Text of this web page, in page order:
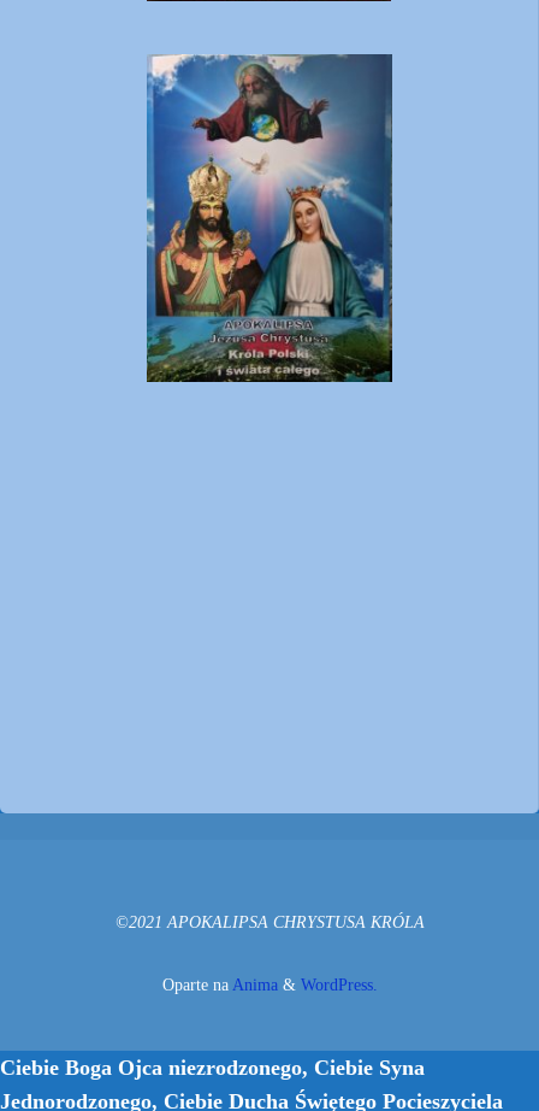
©2021 APOKALIPSA CHRYSTUSA KRÓLA
Oparte naAnima & WordPress.
Ciebie Boga Ojca niezrodzonego, Ciebie Syna
Jednorodzonego, Ciebie Ducha Świętego Pocieszyciela